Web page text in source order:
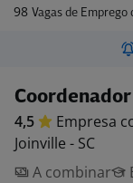
98 Vagas de Emprego
4,5 Empresa
Joinville - SC
A combinar